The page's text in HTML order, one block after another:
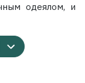
одеялом, и